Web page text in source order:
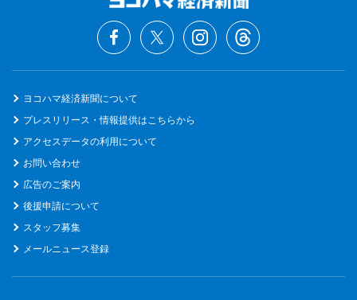
ヨコハマ経済新聞について
プレスリリース・情報提供はこちらから
アクセスデータの利用について
お問い合わせ
広告のご案内
後援申請について
スタッフ募集
メールニュース登録